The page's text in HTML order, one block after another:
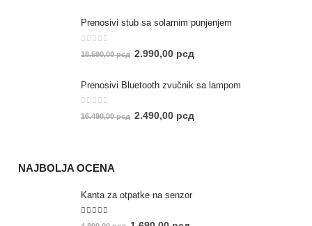
Prenosivi stub sa solarnim punjenjem
18.590,00рсд 2.990,00 рсд
Prenosivi Bluetooth zvučnik sa lampom
0out of 5
16.490,00рсд 2.490,00 рсд
NAJBOLJA OCENA
Kanta za otpatke na senzor
5.00out of 5